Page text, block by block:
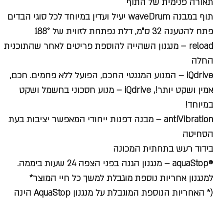
תוף במבנה waveDrum יעיל ועדין במיוחד לכל סוגי הבדים
פתח להטענה 32 ס"מ, דלת נפתחת לזווית של 188°
reload – מנגנון השהייה להוספת פריטים לאחר שהתוכנית
החלה
iQdrive – המנוע המגנטי החכם, הפועל ללא פחמים. חכם,
אמין ושקט יותר!, iQdrive – מנוע חסכוני בחשמל ושקט
במיוחד!
antiVibration – מבנה דפנות ייחודי המאפשר יציבות בעת
הסחיטה
בידוד רעש בתחתית המכונה
®aquaStop – מנגנון הגנה בפני הצפה 24 שעות ביממה.
למנגנון אחריות נוספת מוגבלת למשך כל חיי המוצר*
(* האחריות הנוספת המוגבלת על מנגנון AquaStop הינה